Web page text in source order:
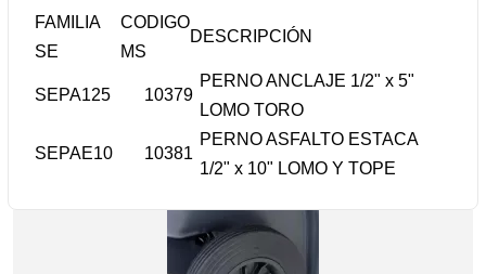
FAMILIA
SE
CODIGO
MS
DESCRIPCIÓN
SEPA125 10379
PERNO ANCLAJE 1/2" x 5"
LOMO TORO
SEPAE10 10381
PERNO ASFALTO ESTACA
1/2" x 10" LOMO Y TOPE